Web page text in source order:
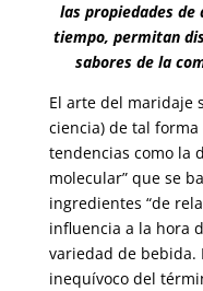
las propiedades
tiempo, permitan
sabores de la
El arte del maridaje
ciencia) de tal
tendencias como la
molecular” que se
ingredientes “de
influencia a la hora
variedad de bebida.
inequívoco del